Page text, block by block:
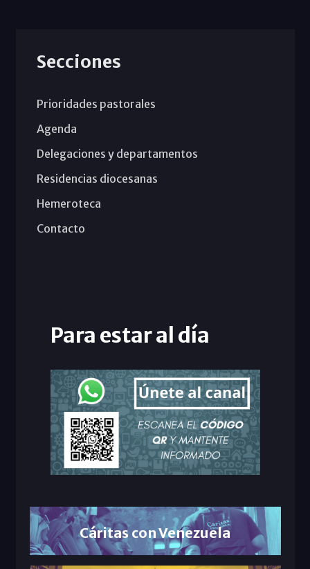
Secciones
Prioridades pastorales
Agenda
Delegaciones y departamentos
Residencias diocesanas
Hemeroteca
Contacto
Para estar al día
Cáritas con Venezuela